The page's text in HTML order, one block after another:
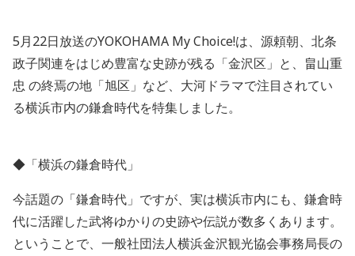
5月22日放送のYOKOHAMA My Choice!は、 源頼朝、北条
政子関連をはじめ豊富な史跡が残る「金沢区」と、 畠山重
忠 の終焉の地「旭区」など、 大河ドラマで注目されてい
る横浜市内の鎌倉時代を特集しました。
◆「横浜の鎌倉時代」
今話題の「鎌倉時代」ですが、実は横浜市内にも、鎌倉時
代に活躍した武将ゆかりの史跡や伝説が数多くあります。
ということで、一般社団法人横浜金沢観光協会事務局長の